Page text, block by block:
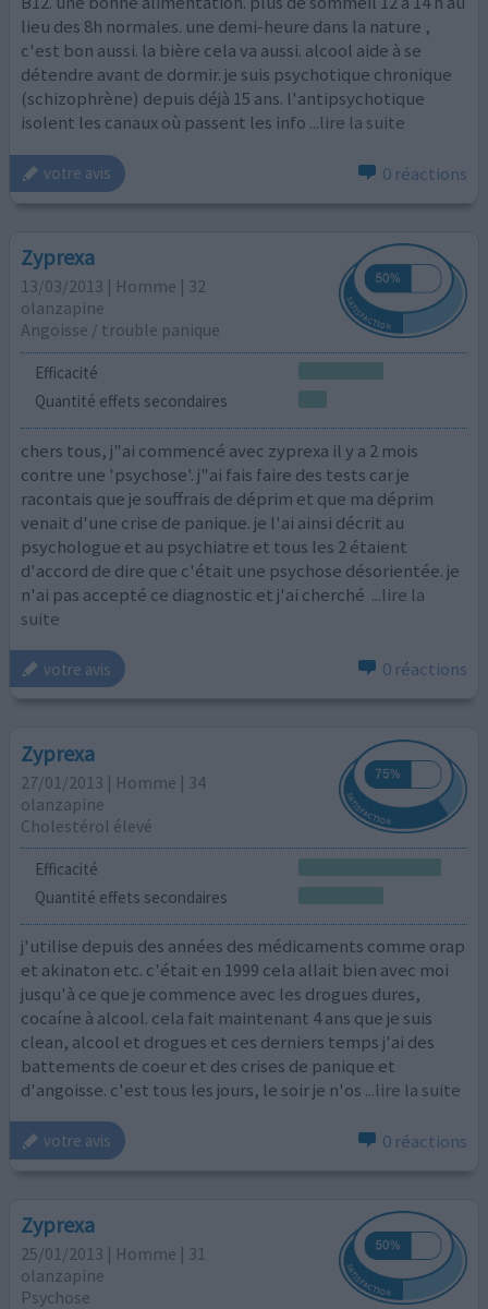
lieu des 8h normales. une demi-heure dans la nature ,
c'est bon aussi. la bière cela va aussi. alcool aide à se
détendre avant de dormir. je suis psychotique chronique
(schizophrène) depuis déjà 15 ans. l'antipsychotique
isolent les canaux où passent les info ...lire la suite
votre avis 0 réactions
Zyprexa
13/03/2013 | Homme | 32
olanzapine
Angoisse / trouble panique
Efficacité
Quantité effets secondaires
chers tous, j"ai commencé avec zyprexa il y a 2 mois
contre une 'psychose'. j"ai fais faire des tests car je
racontais que je souffrais de déprim et que ma déprim
venait d'une crise de panique. je l'ai ainsi décrit au
psychologue et au psychiatre et tous les 2 étaient
d'accord de dire que c'était une psychose désorientée. je
n'ai pas accepté ce diagnostic et j'ai cherché ...lire la
suite
votre avis 0 réactions
Zyprexa
27/01/2013 | Homme | 34
olanzapine
Cholestérol élevé
Efficacité
Quantité effets secondaires
j'utilise depuis des années des médicaments comme orap
et akinaton etc. c'était en 1999 cela allait bien avec moi
jusqu'à ce que je commence avec les drogues dures,
cocaíne à alcool. cela fait maintenant 4 ans que je suis
clean, alcool et drogues et ces derniers temps j'ai des
battements de coeur et des crises de panique et
d'angoisse. c'est tous les jours, le soir je n'os ...lire la suite
votre avis 0 réactions
Zyprexa
25/01/2013 | Homme | 31
olanzapine
Psychose